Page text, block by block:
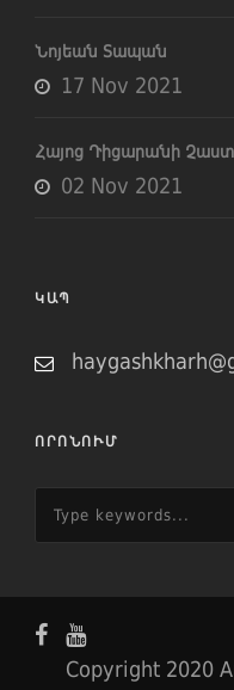
Նոյեան Տապան
17 Nov 2021
Հայոց Դիցարանի
02 Nov 2021
ԿԱՊ
ՈՐՈՆՈՒՄ
Copyright 2020